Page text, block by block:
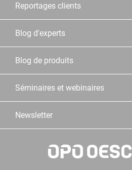
Reportages clients
Blog d'experts
Blog de produits
Séminaires et webinaires
Newsletter